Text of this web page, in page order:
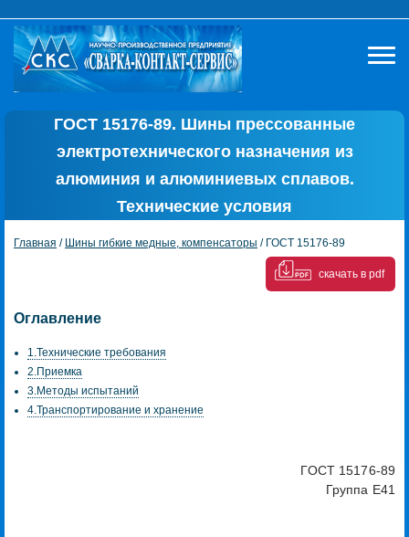
ГОСТ 15176-89. Шины прессованные
электротехнического назначения из
алюминия и алюминиевых сплавов.
Технические условия
Главная / Шины гибкие медные, компенсаторы / ГОСТ 15176-89
скачать в pdf
Оглавление
1.Технические требования
2.Приемка
3.Методы испытаний
4.Транспортирование и хранение
ГОСТ 15176-89
Группа Е41